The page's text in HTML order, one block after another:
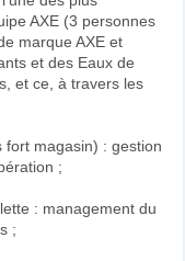
AXE (3 personnes
marque AXE et
et des Eaux de
et ce, à travers les
fort magasin) : gestion
;
: management du
;